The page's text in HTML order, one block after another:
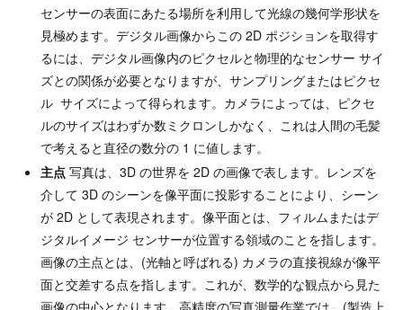
センサーの表面にあたる場所を利用して光線の幾何学形状を
見極めます。デジタル画像からこの 2D ポジションを取得す
るには、デジタル画像内のピクセルと物理的なセンサー サイ
ズとの関係が必要となりますが、サンプリングまたはピクセ
ル サイズによって得られます。カメラによっては、ピクセ
ルのサイズはわずか数ミクロンしかなく、これは人間の毛髪
で考えると直径の数分の 1 に値します。
主点写真は、3D の世界を 2D の画像で表します。レンズを
介して 3D のシーンを像平面に投影することにより、シーン
が 2D として表現されます。像平面とは、フィルムまたはデ
ジタルイメージ センサーが位置する領域のことを指します。
画像の主点とは、(光軸と呼ばれる) カメラの直接視線が像平
面と交差する点を指します。これが、数学的な観点から見た